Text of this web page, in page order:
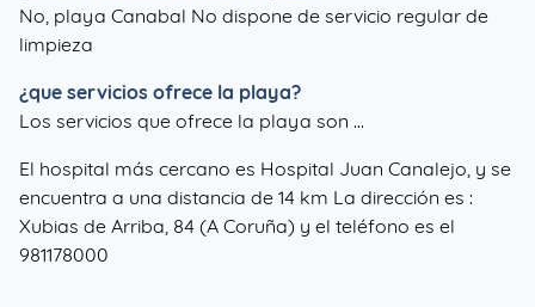
No, playa Canabal No dispone de servicio regular de
limpieza
¿que servicios ofrece la playa?
Los servicios que ofrece la playa son ...
El hospital más cercano es Hospital Juan Canalejo, y se
encuentra a una distancia de 14 km La dirección es :
Xubias de Arriba, 84 (A Coruña) y el teléfono es el
981178000